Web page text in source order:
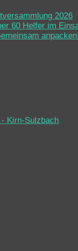
2026
60 Helfer im
Kirn-Sulz­bach